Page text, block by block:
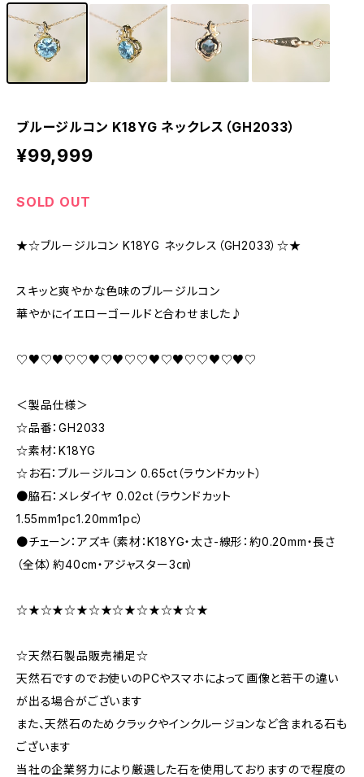
ブルージルコン K18YG ネックレス（GH2033）
¥99,999
SOLD OUT
★☆ブルージルコン K18YG ネックレス（GH2033）☆★
スキッと爽やかな色味のブルージルコン
華やかにイエローゴールドと合わせました♪
♡♥♡♥♡♡♥♡♥♡♡♥♡♥♡♡♥♡♥♡
＜製品仕様＞
☆品番：GH2033
☆素材：K18YG
☆お石：ブルージルコン 0.65ct（ラウンドカット）
●脇石：メレダイヤ 0.02ct（ラウンドカット
1.55mm1pc1.20mm1pc）
●チェーン：アズキ（素材：K18YG・太さ-線形：約0.20mm・長さ
（全体）約40cm・アジャスター3㎝）
☆★☆★☆★☆★☆★☆★☆★☆★
☆天然石製品販売補足☆
天然石ですのでお使いのPCやスマホによって画像と若干の違い
が出る場合がございます
また、天然石のためクラックやインクルージョンなど含まれる石も
ございます
当社の企業努力により厳選した石を使用しておりますので程度の